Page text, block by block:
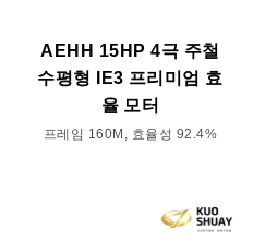
AEHH 15HP 4극 주철
수평형 IE3 프리미엄 효
율 모터
프레임 160M, 효율성 92.4%